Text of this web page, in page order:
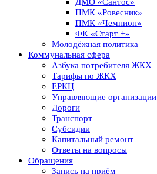
ДМО «Сантос»
ПМК «Ровесник»
ПМК «Чемпион»
ФК «Старт +»
Молодёжная политика
Коммунальная сфера
Азбука потребителя ЖКХ
Тарифы по ЖКХ
ЕРКЦ
Управляющие организации
Дороги
Транспорт
Субсидии
Капитальный ремонт
Ответы на вопросы
Обращения
Запись на приём